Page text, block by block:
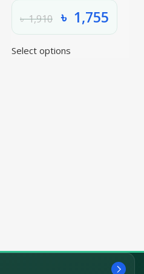
৳1,910 ৳ 1,755
Select options